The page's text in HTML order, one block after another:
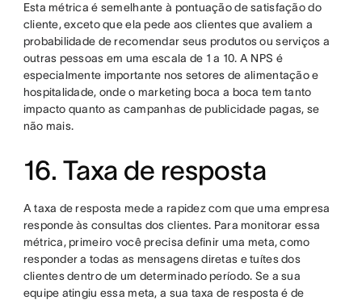
Esta métrica é semelhante à pontuação de satisfação do
cliente, exceto que ela pede aos clientes que avaliem a
probabilidade de recomendar seus produtos ou serviços a
outras pessoas em uma escala de 1 a 10. A NPS é
especialmente importante nos setores de alimentação e
hospitalidade, onde o marketing boca a boca tem tanto
impacto quanto as campanhas de publicidade pagas, se
não mais.
16. Taxa de resposta
A taxa de resposta mede a rapidez com que uma empresa
responde às consultas dos clientes. Para monitorar essa
métrica, primeiro você precisa definir uma meta, como
responder a todas as mensagens diretas e tuítes dos
clientes dentro de um determinado período. Se a sua
equipe atingiu essa meta, a sua taxa de resposta é de